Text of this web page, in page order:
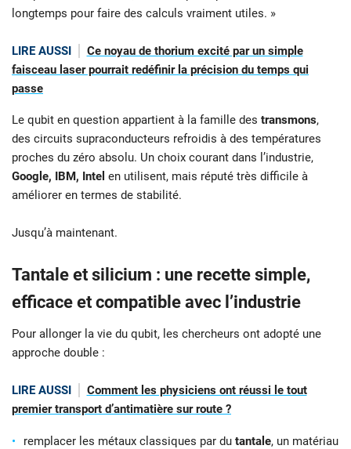
longtemps pour faire des calculs vraiment utiles. »
LIRE AUSSI
Ce noyau de thorium excité par un simple
faisceau laser pourrait redéfinir la précision du temps qui
passe
Le qubit en question appartient à la famille des transmons,
des circuits supraconducteurs refroidis à des températures
proches du zéro absolu. Un choix courant dans l’industrie,
Google, IBM, Intel en utilisent, mais réputé très difficile à
améliorer en termes de stabilité.
Jusqu’à maintenant.
Tantale et silicium : une recette simple,
efficace et compatible avec l’industrie
Pour allonger la vie du qubit, les chercheurs ont adopté une
approche double :
LIRE AUSSI
Comment les physiciens ont réussi le tout
premier transport d’antimatière sur route ?
remplacer les métaux classiques par du tantale, un matériau